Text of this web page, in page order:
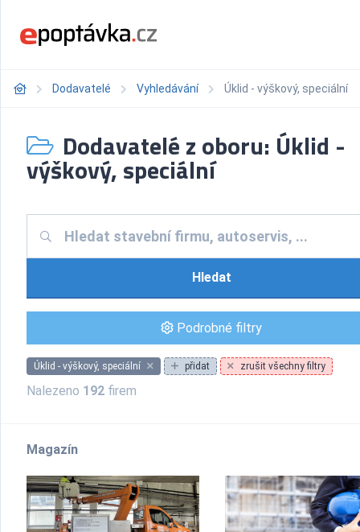
Dodavatelé Vyhledávání Úklid - výškový, speciální
Dodavatelé z oboru: Úklid -
výškový, speciální
Hledat
Podrobné filtry
Úklid - výškový, speciální přidat zrušit všechny filtry
Nalezeno 192 firem
Magazín